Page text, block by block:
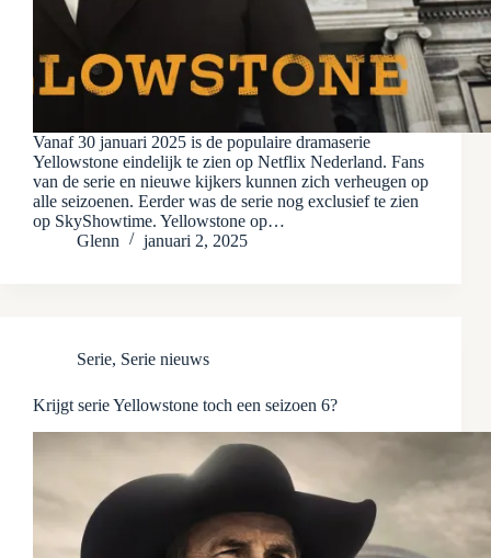
Vanaf 30 januari 2025 is de populaire dramaserie
Yellowstone eindelijk te zien op Netflix Nederland. Fans
van de serie en nieuwe kijkers kunnen zich verheugen op
alle seizoenen. Eerder was de serie nog exclusief te zien
op SkyShowtime. Yellowstone op…
Glenn
januari 2, 2025
Serie, Serie nieuws
Krijgt serie Yellowstone toch een seizoen 6?